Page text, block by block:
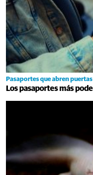
Pasaportes que abren puertas
Los pasaportes más